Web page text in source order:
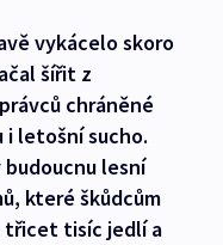
vykácelo skoro
šířit z
chráněné
i letošní sucho.
budoucnu lesní
které škůdcům
třicet tisíc jedlí a